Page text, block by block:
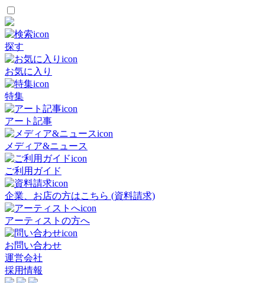
探す
お気に入り
特集
アート記事
メディア&ニュース
ご利用ガイド
企業、お店の方はこちら (資料請求)
アーティストの方へ
お問い合わせ
運営会社
採用情報